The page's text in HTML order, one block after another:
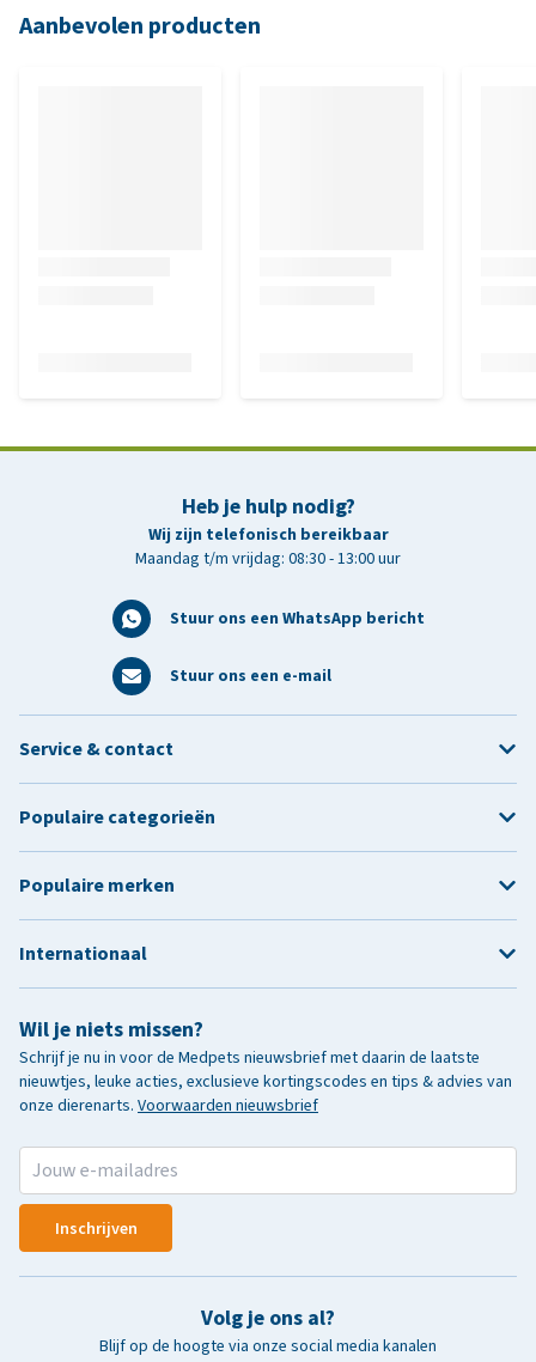
Aanbevolen producten
Heb je hulp nodig?
Wij zijn telefonisch bereikbaar
Maandag t/m vrijdag: 08:30 - 13:00 uur
Stuur ons een WhatsApp bericht
Stuur ons een e-mail
Wil je niets missen?
Schrijf je nu in voor de Medpets nieuwsbrief met daarin de laatste
nieuwtjes, leuke acties, exclusieve kortingscodes en tips & advies van
onze dierenarts. Voorwaarden nieuwsbrief
Inschrijven
Volg je ons al?
Blijf op de hoogte via onze social media kanalen
Service & contact
Populaire categorieën
Populaire merken
Internationaal